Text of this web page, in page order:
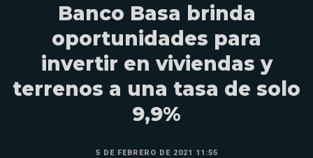
Banco Basa brinda
oportunidades para
invertir en viviendas y
terrenos a una tasa de solo
9,9%
5 DE FEBRERO DE 2021 11:55